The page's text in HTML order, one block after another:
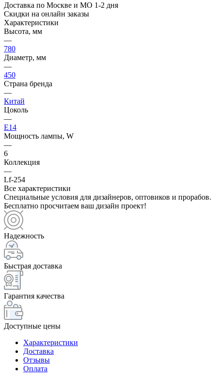
Доставка по Москве и МО 1-2 дня
Скидки на онлайн заказы
Характеристики
Высота, мм
—
780
Диаметр, мм
—
450
Страна бренда
—
Китай
Цоколь
—
E14
Мощность лампы, W
—
6
Коллекция
—
Lf-254
Все характеристики
Специальные условия для дизайнеров, оптовиков и прорабов.
Бесплатно просчитаем ваш дизайн проект!
Надежность
Быстрая доставка
Гарантия качества
Доступные цены
Характеристики
Доставка
Отзывы
Оплата